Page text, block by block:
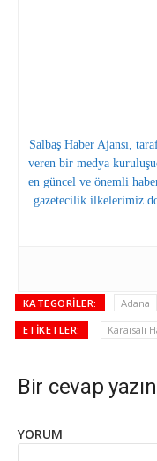
Salbaş Haber Ajansı,
veren bir medya
en güncel ve önemli
gazetecilik ilkelerimiz
KATEGORILER: Adana
ETIKETLER: Karaisalı
Bir cevap yazın
YORUM